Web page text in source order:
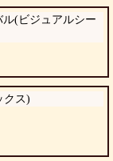
ル(ビジュアルシー
クス)